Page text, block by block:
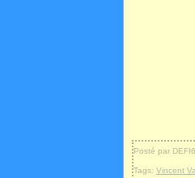
Posté par
Tags: Vincent